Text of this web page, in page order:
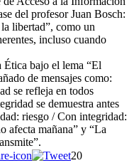
del profesor Juan Bosch:
libertad”, como un
incluso cuando
bajo el lema “El
de mensajes como:
se refleja en todos
se demuestra antes
riesgo / Con integridad:
afecta mañana” y “La
20